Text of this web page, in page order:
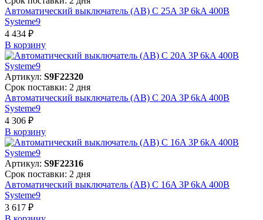
Автоматический выключатель (АВ) C 25A 3P 6kA 400В
Systeme9
4 434 ₽
В корзинy
Артикул: S9F22320
Срок поставки: 2 дня
Автоматический выключатель (АВ) C 20A 3P 6kA 400В
Systeme9
4 306 ₽
В корзинy
Артикул: S9F22316
Срок поставки: 2 дня
Автоматический выключатель (АВ) C 16A 3P 6kA 400В
Systeme9
3 617 ₽